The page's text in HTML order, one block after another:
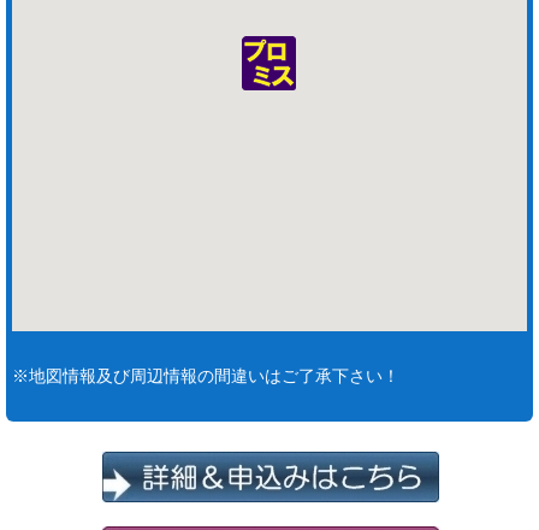
※地図情報及び周辺情報の間違いはご了承下さい！